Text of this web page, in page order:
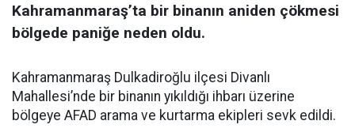
Kahramanmaraş’ta bir binanın aniden çökmesi
bölgede paniğe neden oldu.
Kahramanmaraş Dulkadiroğlu ilçesi Divanlı
Mahallesi’nde bir binanın yıkıldığı ihbarı üzerine
bölgeye AFAD arama ve kurtarma ekipleri sevk edildi.